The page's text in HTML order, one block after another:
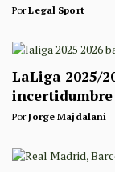
PorLegal Sport
LaLiga 2025/
incertidumbre
PorJorge Majdalani